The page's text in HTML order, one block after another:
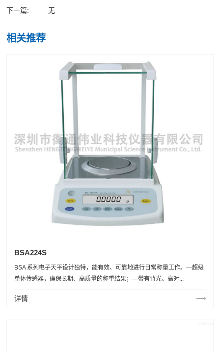
下一篇: 无
相关推荐
BSA224S
BSA 系列电子天平设计独特，能有效、可靠地进行日常称量工作。---超级
单体传感器，确保长期、高质量的称重结果；---带有背光、高对...
详情